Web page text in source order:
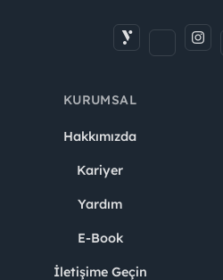
KURUMSAL
Hakkımızda
Kariyer
Yardım
E-Book
İletişime Geçin